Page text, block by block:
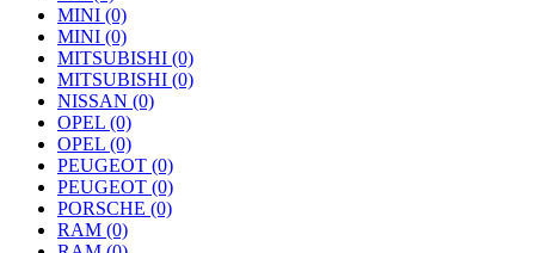
MINI (0)
MINI (0)
MITSUBISHI (0)
MITSUBISHI (0)
NISSAN (0)
OPEL (0)
OPEL (0)
PEUGEOT (0)
PEUGEOT (0)
PORSCHE (0)
RAM (0)